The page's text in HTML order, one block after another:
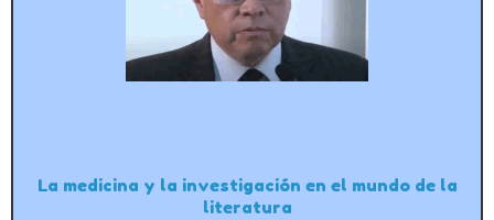
La medicina y la investigación en el mundo de la
literatura